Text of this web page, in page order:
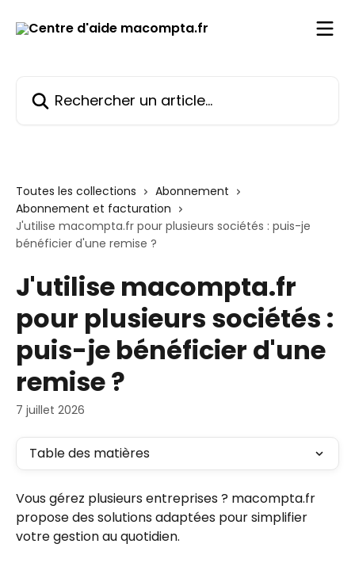
Toutes les collections
Abonnement
Abonnement et facturation
J'utilise macompta.fr pour plusieurs sociétés : puis-je
bénéficier d'une remise ?
J'utilise macompta.fr
pour plusieurs sociétés :
puis-je bénéficier d'une
remise ?
7 juillet 2026
Table des matières
Vous gérez plusieurs entreprises ? macompta.fr
propose des solutions adaptées pour simplifier
votre gestion au quotidien.